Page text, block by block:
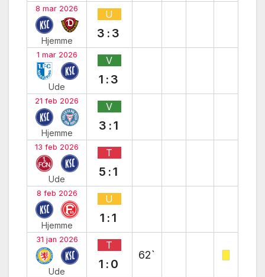
8 mar 2026
Hjemme
U
3:3
1 mar 2026
Ude
V
1:3
21 feb 2026
Hjemme
V
3:1
13 feb 2026
Ude
T
5:1
8 feb 2026
Hjemme
U
1:1
31 jan 2026
Ude
T
1:0
62`